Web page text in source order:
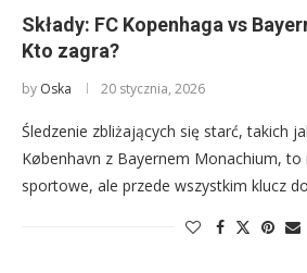
Składy: FC Kopenhaga vs
Kto zagra?
by Oska 20 stycznia, 2026
Śledzenie zbliżających się starć, takich
København z Bayernem Monachium,
sportowe, ale przede wszystkim klucz